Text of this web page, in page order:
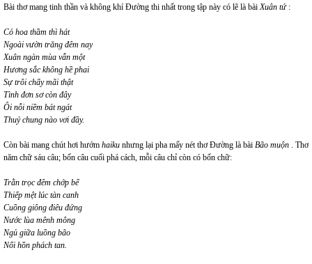
Bài thơ mang tinh thần và không khí Đường thi nhất trong tập này có lẽ là bàiXuân tứ:
Cỏ hoa thầm thì hát
Ngoài vườn trăng đêm nay
Xuân ngàn mùa vẫn một
Hương sắc không hề phai
Sự trôi chẩy mãi thật
Tình đơn sơ còn đây
Ôi nỗi niềm bát ngát
Thuỷ chung nào vơi đầy.
Còn bài mang chút hơi hướm haiku nhưng lại pha mấy nét thơ Đường là bài Bão muộn . Thơ
năm chữ sáu câu; bốn câu cuối phá cách, mỗi câu chỉ còn có bốn chữ:
Trằn trọc đêm chớp bể
Thiếp mệt lúc tàn canh
Cuồng giông điêu đứng
Nước lùa mênh mông
Ngủ giữa luồng bão
Nổi hồn phách tan.